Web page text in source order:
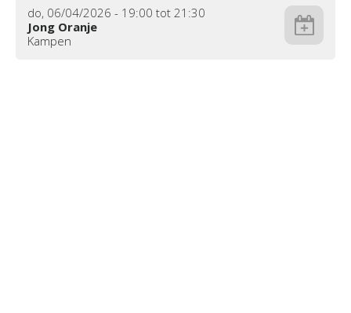
NIEUWS
CONTACT
do, 06/04/2026 - 19:00 tot 21:30
Jong Oranje
Kampen